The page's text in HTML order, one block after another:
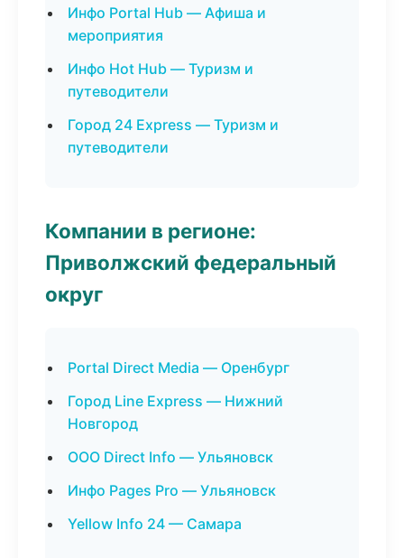
Инфо Portal Hub — Афиша и
мероприятия
Инфо Hot Hub — Туризм и
путеводители
Город 24 Express — Туризм и
путеводители
Компании в регионе:
Приволжский федеральный
округ
Portal Direct Media — Оренбург
Город Line Express — Нижний
Новгород
ООО Direct Info — Ульяновск
Инфо Pages Pro — Ульяновск
Yellow Info 24 — Самара